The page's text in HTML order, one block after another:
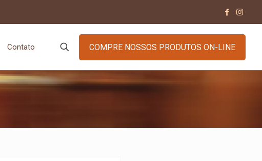
Contato COMPRE NOSSOS PRODUTOS ON-LINE